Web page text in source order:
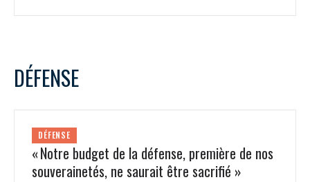
DÉFENSE
DÉFENSE
« Notre budget de la défense, première de nos
souverainetés, ne saurait être sacrifié »